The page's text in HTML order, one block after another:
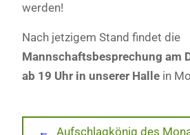
werden!
Nach jetzigem Stand findet die
Mannschaftsbesprechung am
ab 19 Uhr in unserer Hallein
Beitragsnavigation
Previous
Aufschlagkönig des